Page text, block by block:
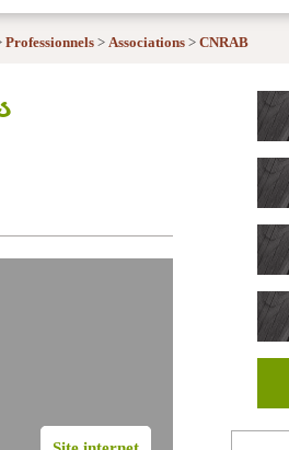
Professionnels> Associations> CNRAB